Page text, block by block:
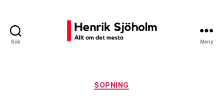
Sök Meny
Kategorier
SOPNING